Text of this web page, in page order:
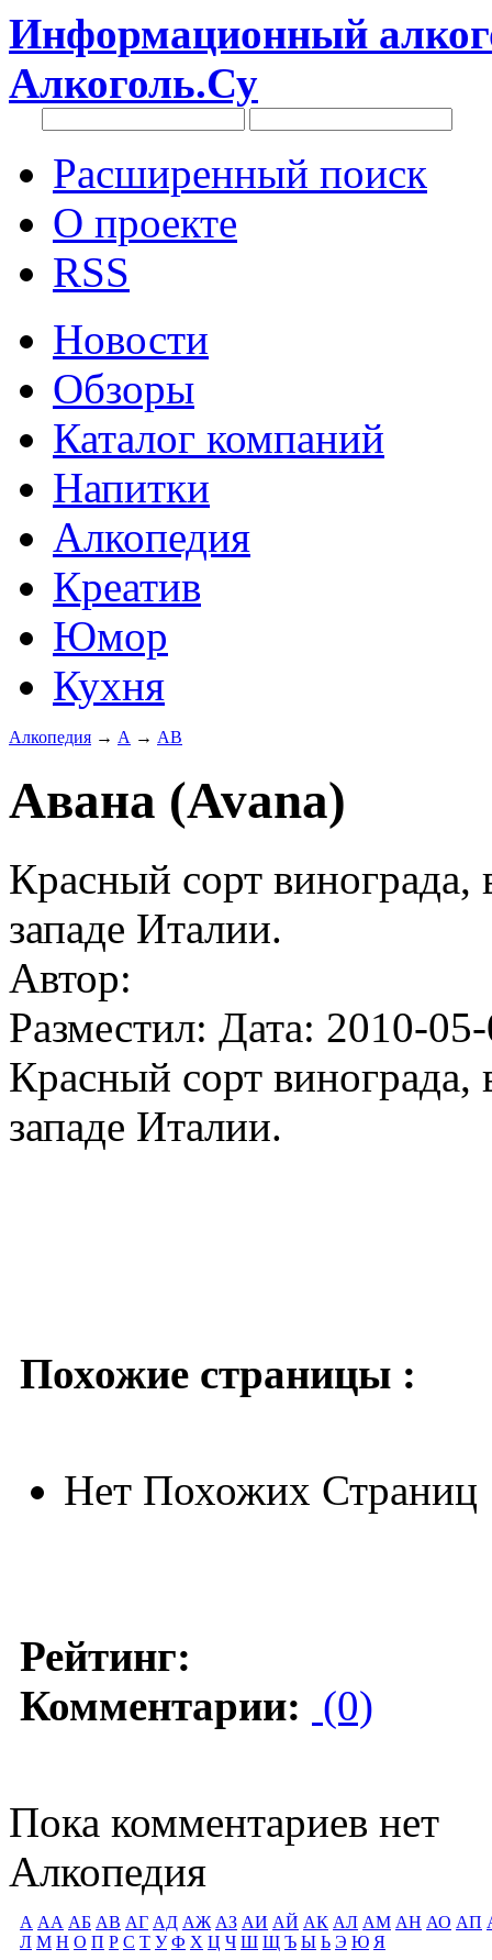
Информационный
Алкоголь.Су
Расширенный поиск
О проекте
RSS
Новости
Обзоры
Каталог компаний
Напитки
Алкопедия
Креатив
Юмор
Кухня
Алкопедия → А → АВ
Авана (Avana)
Красный сорт
западе Италии.
Автор:
Разместил: Дата: 2010-
Красный сорт
западе Италии.
Похожие страницы :
Нет Похожих Страниц
Рейтинг:
Комментарии: (0)
Пока комментариев нет
Алкопедия
А АА АБ АВ АГ АД АЖ АЗ АИ АЙ АК АЛ АМ АН АО АП
Л М Н О П Р С Т У Ф Х Ц Ч Ш Щ Ъ Ы Ь Э Ю Я